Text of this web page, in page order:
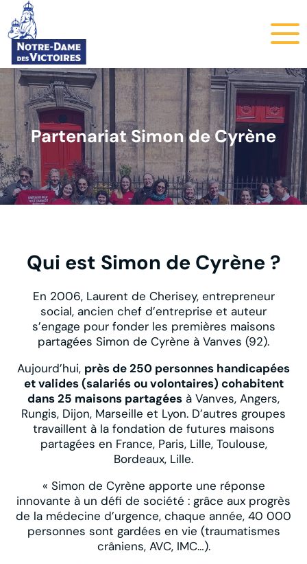
Partenariat Simon de Cyrène
Qui est Simon de Cyrène ?
En 2006, Laurent de Cherisey, entrepreneur
social, ancien chef d’entreprise et auteur
s’engage pour fonder les premières maisons
partagées Simon de Cyrène à Vanves (92).
Aujourd’hui, près de 250 personnes handicapées
et valides (salariés ou volontaires) cohabitent
dans 25 maisons partagées à Vanves, Angers,
Rungis, Dijon, Marseille et Lyon. D’autres groupes
travaillent à la fondation de futures maisons
partagées en France, Paris, Lille, Toulouse,
Bordeaux, Lille.
« Simon de Cyrène apporte une réponse
innovante à un défi de société : grâce aux progrès
de la médecine d’urgence, chaque année, 40 000
personnes sont gardées en vie (traumatismes
crâniens, AVC, IMC…).